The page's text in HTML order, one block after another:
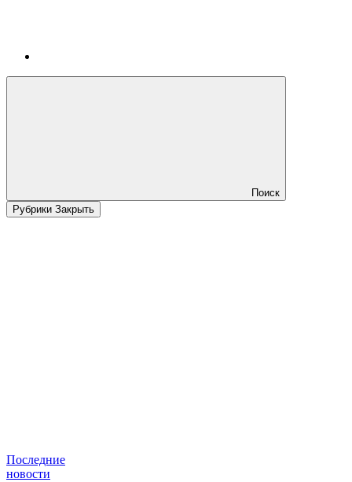
Поиск
Рубрики Закрыть
Последние
новости